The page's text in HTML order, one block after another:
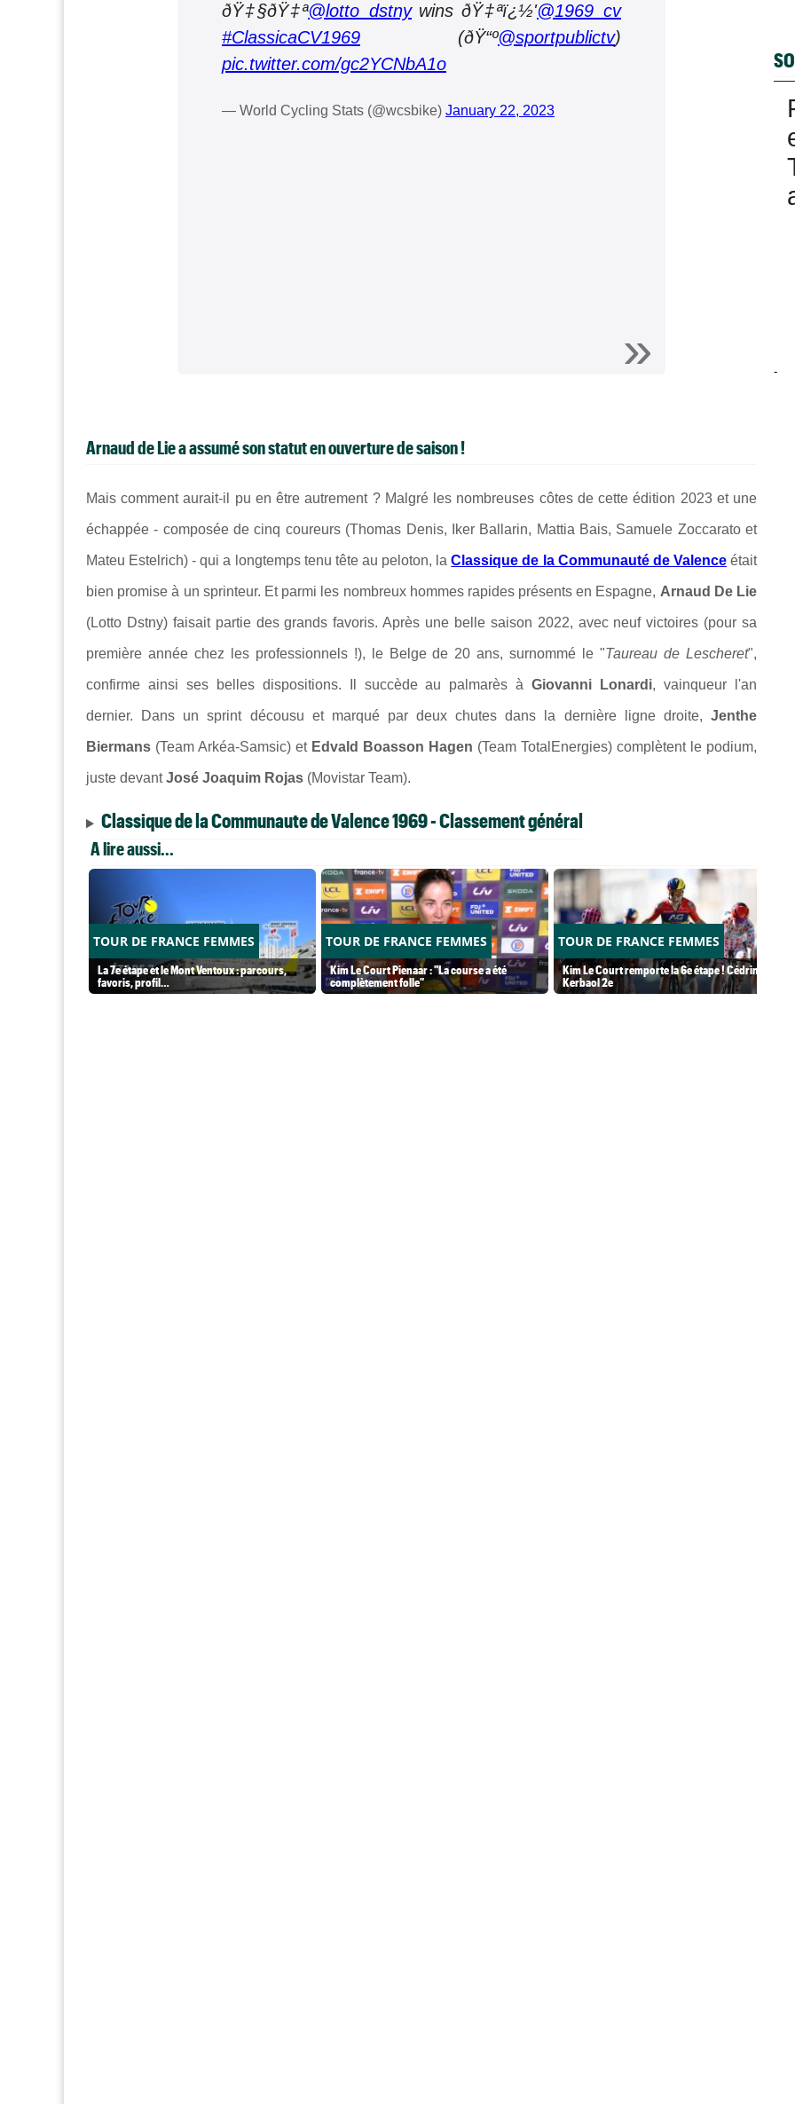
ðŸ‡§ðŸ‡ª@lotto_dstnywins ðŸ‡ªï¿½'@1969_cv
#ClassicaCV1969 (ðŸ“º@sportpublictv)
pic.twitter.com/gc2YCNbA1o
— World Cycling Stats (@wcsbike) January 22, 2023
Arnaud de Lie a assumé son statut en ouverture de saison !
Mais comment aurait-il pu en être autrement ? Malgré les nombreuses côtes de cette édition 2023 et une
échappée - composée de cinq coureurs (Thomas Denis, Iker Ballarin, Mattia Bais, Samuele Zoccarato et
Mateu Estelrich) - qui a longtemps tenu tête au peloton, laClassique de la Communauté de Valenceétait
bien promise à un sprinteur. Et parmi les nombreux hommes rapides présents en Espagne, Arnaud De Lie
(Lotto Dstny) faisait partie des grands favoris. Après une belle saison 2022, avec neuf victoires (pour sa
première année chez les professionnels !), le Belge de 20 ans,surnommé le "Taureau de Lescheret",
confirme ainsi ses belles dispositions. Il succède au palmarès àGiovanni Lonardi, vainqueur l'an
dernier. Dans un sprint décousu et marqué par deux chutes dans la dernière ligne droite, Jenthe
Biermans (Team Arkéa-Samsic) et Edvald Boasson Hagen (Team TotalEnergies) complètent le podium,
juste devantJosé Joaquim Rojas (Movistar Team).
Classique de la Communaute de Valence 1969 - Classement général
A lire aussi...
TOUR DE FRANCE FEMMES
La 7e étape et le Mont Ventoux : parcours,
favoris, profil…
TOUR DE FRANCE FEMMES
Kim Le Court Pienaar : "La course a été
complètement folle"
TOUR DE FRANCE FEMMES
Kim Le Court remporte la 6e étape ! Cédrine
Kerbaol 2e
-